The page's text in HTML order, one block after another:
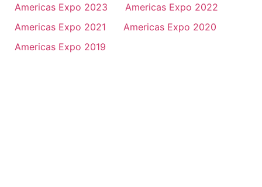
Americas Expo 2023
Americas Expo 2022
Americas Expo 2021
Americas Expo 2020
Americas Expo 2019